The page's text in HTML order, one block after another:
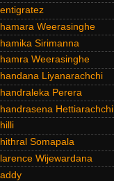
Weerasinghe
Sirimanna
Weerasinghe
Liyanarachchi
Perera
Hettiarachchi
Somapala
Wijewardana